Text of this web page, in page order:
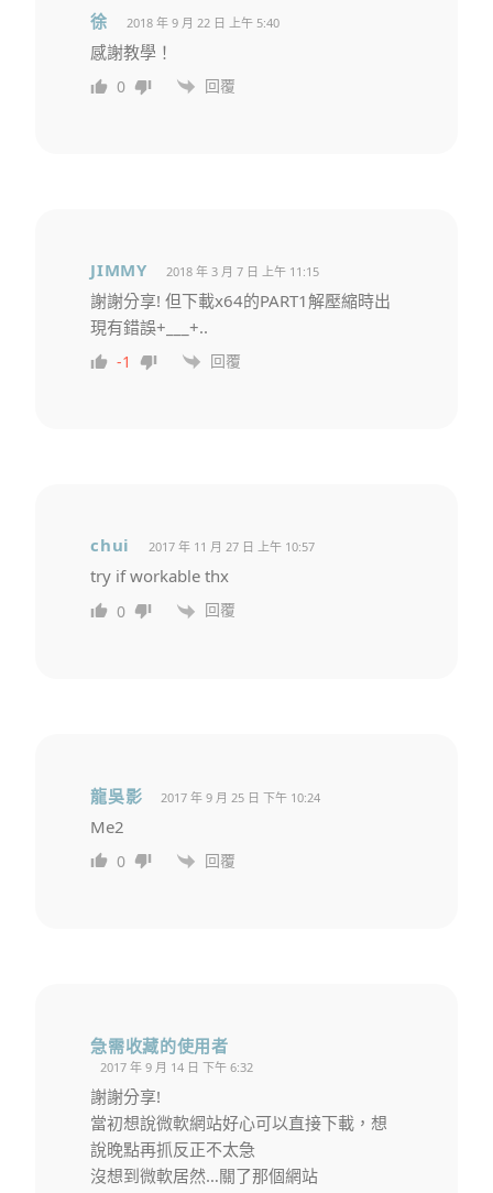
徐 2018 年 9 月 22 日 上午 5:40
感謝教學！
0 回覆
JIMMY 2018 年 3 月 7 日 上午 11:15
謝謝分享! 但下載x64的PART1解壓縮時出
現有錯誤+___+..
-1 回覆
chui 2017 年 11 月 27 日 上午 10:57
try if workable thx
0 回覆
龍吳影 2017 年 9 月 25 日 下午 10:24
Me2
0 回覆
急需收藏的使用者
2017 年 9 月 14 日 下午 6:32
謝謝分享!
當初想說微軟網站好心可以直接下載，想
說晚點再抓反正不太急
沒想到微軟居然…關了那個網站